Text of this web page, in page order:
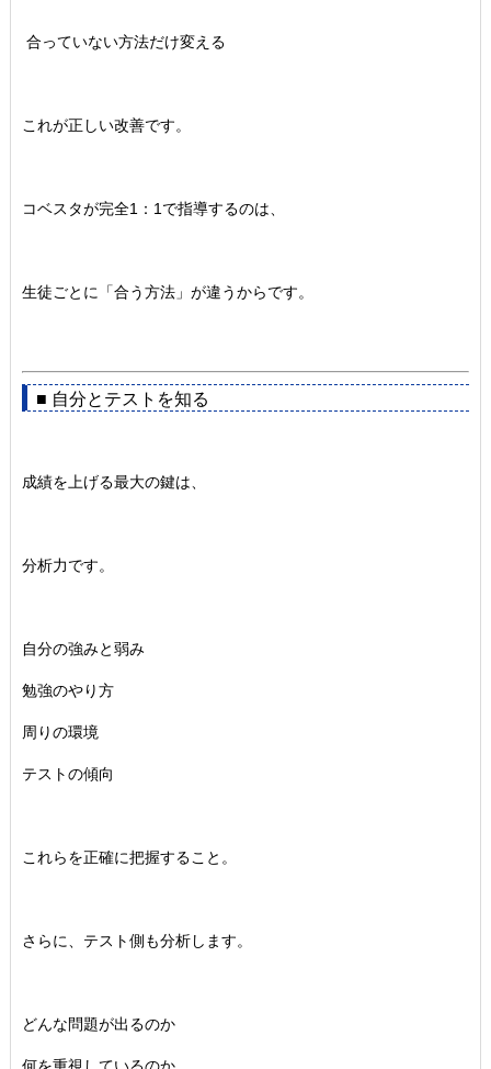
合っていない方法だけ変える
これが正しい改善です。
コベスタが完全1：1で指導するのは、
生徒ごとに「合う方法」が違うからです。
■ 自分とテストを知る
成績を上げる最大の鍵は、
分析力です。
自分の強みと弱み
勉強のやり方
周りの環境
テストの傾向
これらを正確に把握すること。
さらに、テスト側も分析します。
どんな問題が出るのか